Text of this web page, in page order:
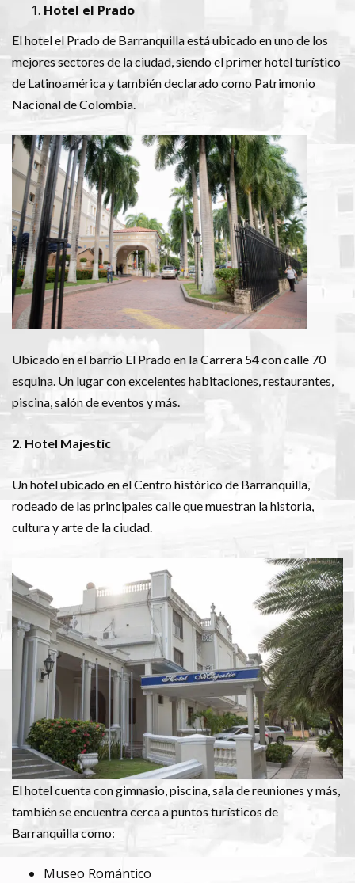
Hotel el Prado
El hotel el Prado de Barranquilla está ubicado en uno de los
mejores sectores de la ciudad, siendo el primer hotel turístico
de Latinoamérica y también declarado como Patrimonio
Nacional de Colombia.
Ubicado en el barrio El Prado en la Carrera 54 con calle 70
esquina. Un lugar con excelentes habitaciones, restaurantes,
piscina, salón de eventos y más.
2. Hotel Majestic
Un hotel ubicado en el Centro histórico de Barranquilla,
rodeado de las principales calle que muestran la historia,
cultura y arte de la ciudad.
El hotel cuenta con gimnasio, piscina, sala de reuniones y más,
también se encuentra cerca a puntos turísticos de
Barranquilla como:
Museo Romántico